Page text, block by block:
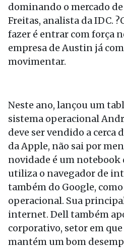
dominando o mercado de
Freitas, analista da IDC.
fazer é entrar com força
empresa de Austin já
movimentar.
Neste ano, lançou um
sistema operacional
deve ser vendido a cerca
da Apple, não sai por
novidade é um notebook
utiliza o navegador de
também do Google,
operacional. Sua
internet. Dell também
corporativo, setor em
mantém um bom